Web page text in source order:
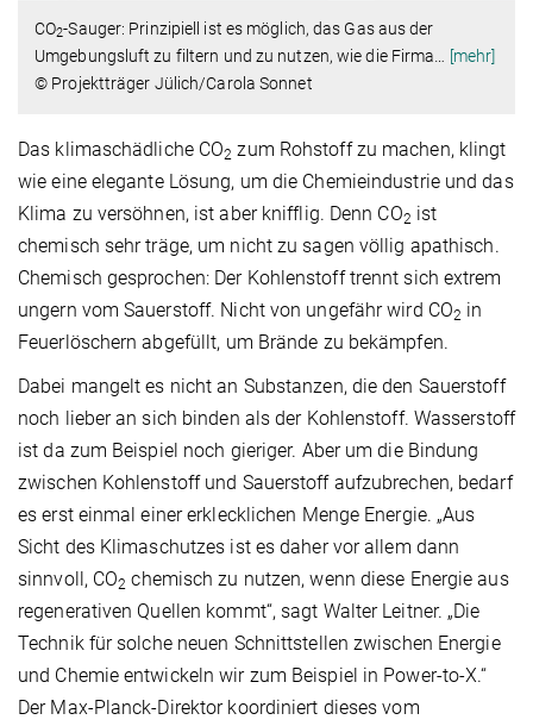
CO2-Sauger: Prinzipiell ist es möglich, das Gas aus der
Umgebungsluft zu filtern und zu nutzen, wie die Firma
[mehr]
© Projektträger Jülich/Carola Sonnet
Das klimaschädliche CO2 zum Rohstoff zu machen, klingt
wie eine elegante Lösung, um die Chemieindustrie und das
Klima zu versöhnen, ist aber knifflig. Denn CO2 ist
chemisch sehr träge, um nicht zu sagen völlig apathisch.
Chemisch gesprochen: Der Kohlenstoff trennt sich extrem
ungern vom Sauerstoff. Nicht von ungefähr wird CO2 in
Feuerlöschern abgefüllt, um Brände zu bekämpfen.
Dabei mangelt es nicht an Substanzen, die den Sauerstoff
noch lieber an sich binden als der Kohlenstoff. Wasserstoff
ist da zum Beispiel noch gieriger. Aber um die Bindung
zwischen Kohlenstoff und Sauerstoff aufzubrechen, bedarf
es erst einmal einer erklecklichen Menge Energie. „Aus
Sicht des Klimaschutzes ist es daher vor allem dann
sinnvoll, CO2 chemisch zu nutzen, wenn diese Energie aus
regenerativen Quellen kommt“, sagt Walter Leitner. „Die
Technik für solche neuen Schnittstellen zwischen Energie
und Chemie entwickeln wir zum Beispiel in Power-to-X.“
Der Max-Planck-Direktor koordiniert dieses vom